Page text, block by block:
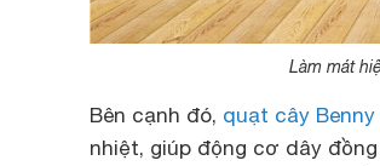
Làm mát
Bên cạnh đó, quạt cây Benny
nhiệt, giúp động cơ dây